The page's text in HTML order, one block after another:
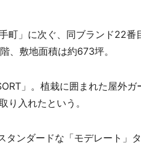
町」に次ぐ、同ブランド22番
、敷地面積は約673坪。
」。植栽に囲まれた屋外
り入れたという。
ンダードな「モデレート」